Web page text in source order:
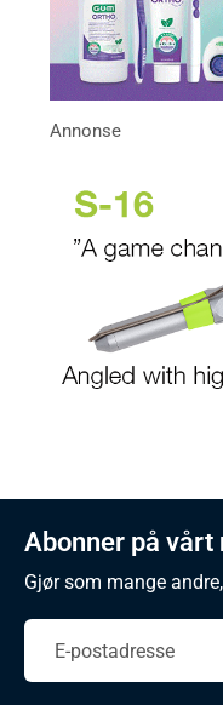
Abonner på vårt
Gjør som mange